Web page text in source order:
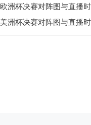
欧洲杯决赛对阵图与直播
美洲杯决赛对阵图与直播